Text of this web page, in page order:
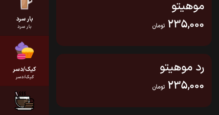
بار سرد
بار سرد
کیک/دسر
کیک/دسر
موهیتو
235,000 تومان
رد موهیتو
235,000 تومان